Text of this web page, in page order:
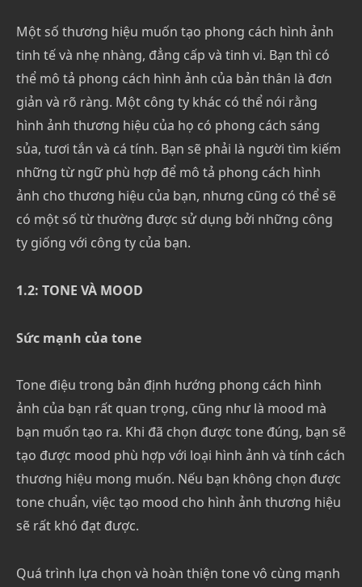
Một số thương hiệu muốn tạo phong cách hình ảnh
tinh tế và nhẹ nhàng, đẳng cấp và tinh vi. Bạn thì có
thể mô tả phong cách hình ảnh của bản thân là đơn
giản và rõ ràng. Một công ty khác có thể nói rằng
hình ảnh thương hiệu của họ có phong cách sáng
sủa, tươi tắn và cá tính. Bạn sẽ phải là người tìm kiếm
những từ ngữ phù hợp để mô tả phong cách hình
ảnh cho thương hiệu của bạn, nhưng cũng có thể sẽ
có một số từ thường được sử dụng bởi những công
ty giống với công ty của bạn.
1.2: TONE VÀ MOOD
Sức mạnh của tone
Tone điệu trong bản định hướng phong cách hình
ảnh của bạn rất quan trọng, cũng như là mood mà
bạn muốn tạo ra. Khi đã chọn được tone đúng, bạn sẽ
tạo được mood phù hợp với loại hình ảnh và tính cách
thương hiệu mong muốn. Nếu bạn không chọn được
tone chuẩn, việc tạo mood cho hình ảnh thương hiệu
sẽ rất khó đạt được.
Quá trình lựa chọn và hoàn thiện tone vô cùng mạnh